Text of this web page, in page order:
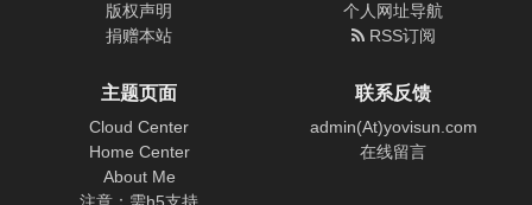
版权声明
捐赠本站
个人网址导航
RSS订阅
主题页面
Cloud Center
Home Center
About Me
联系反馈
admin(At)yovisun.com
在线留言